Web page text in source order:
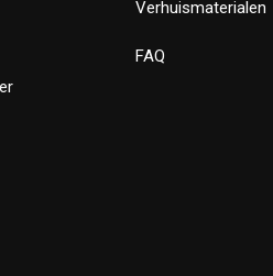
Verhuismaterialen
FAQ